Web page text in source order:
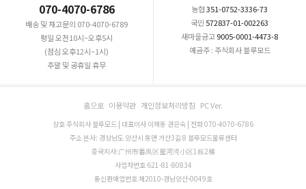
070-4070-6786
배송 및 재고문의 070-4070-6789
평일 오전10시~오후5시
(점심 오후12시~1시)
주말 및 공휴일 휴무
농협351-0752-3336-73
국민 572837-01-002263
새마을금고9005-0001-4473-8
예금주 : 주식회사 블루모드
홈으로 이용약관 개인정보처리방침 PC Ver.
상호 주식회사 블루모드 | 대표이사 이재동 권은숙 | 전화 070-4070-6786
주소 본사: 경상남도 양산시 동면 가산3길 8 블루모드물류센터
중국지사:广州市番禺区星河湾小区1栋2梯
사업자번호 621-81-80834
통신판매업번호 제2010-경남양산-0049호